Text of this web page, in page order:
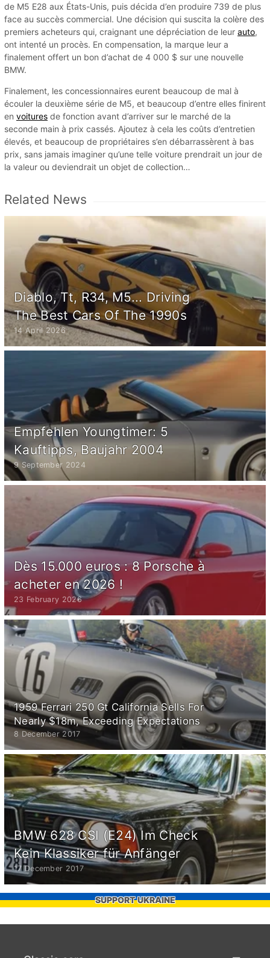
de M5 E28 aux États-Unis, puis décida d’en produire 739 de plus
face au succès commercial. Une décision qui suscita la colère des
premiers acheteurs qui, craignant une dépréciation de leur auto,
ont intenté un procès. En compensation, la marque leur a
finalement offert un bon d’achat de 4 000 $ sur une nouvelle
BMW.
Finalement, les concessionnaires eurent beaucoup de mal à
écouler la deuxième série de M5, et beaucoup d’entre elles finirent
en voitures de fonction avant d’arriver sur le marché de la
seconde main à prix cassés. Ajoutez à cela les coûts d’entretien
élevés, et beaucoup de propriétaires s’en débarrassèrent à bas
prix, sans jamais imaginer qu’une telle voiture prendrait un jour de
la valeur ou deviendrait un objet de collection…
Related News
Diablo, Tt, R34, M5... Driving
The Best Cars Of The 1990s
14 April 2026
Empfehlen Youngtimer: 5
Kauftipps, Baujahr 2004
9 September 2024
Dès 15.000 euros : 8 Porsche à
acheter en 2026 !
23 February 2026
1959 Ferrari 250 Gt California Sells For
Nearly $18m, Exceeding Expectations
8 December 2017
BMW 628 CSI (E24) Im Check
Kein Klassiker für Anfänger
17 December 2017
SUPPORT UKRAINE